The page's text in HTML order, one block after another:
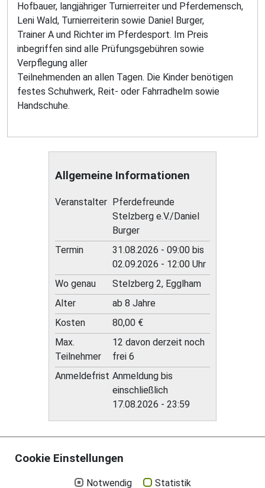
Hofbauer, langjähriger Turnierreiter und Pferdemensch,
Leni Wald, Turnierreiterin sowie Daniel Burger,
Trainer A und Richter im Pferdesport. Im Preis
inbegriffen sind alle Prüfungsgebühren sowie
Verpflegung aller
Teilnehmenden an allen Tagen. Die Kinder benötigen
festes Schuhwerk, Reit- oder Fahrradhelm sowie
Handschuhe.
Allgemeine Informationen
Veranstalter Pferdefreunde
Stelzberg e.V./Daniel
Burger
Termin
31.08.2026 - 09:00 bis
02.09.2026 - 12:00 Uhr
Wo genau
Stelzberg 2, Egglham
Alter
ab 8 Jahre
Kosten
80,00 €
Max.
Teilnehmer
12 davon derzeit noch
frei 6
Anmeldefrist Anmeldung bis
einschließlich
17.08.2026 - 23:59
Cookie Einstellungen
Notwendig Statistik